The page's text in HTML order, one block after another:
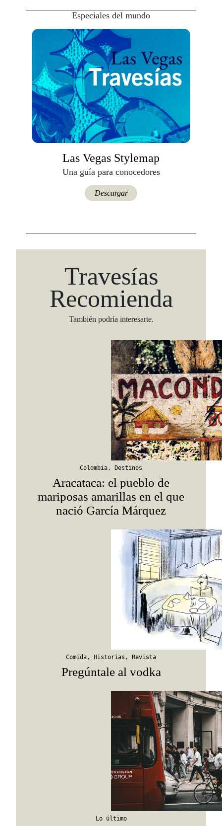
Especiales del mundo
Las Vegas Stylemap
Una guía para conocedores
Descargar
Travesías
Recomienda
También podría interesarte.
Colombia, Destinos
Aracataca: el pueblo de
mariposas amarillas en el que
nació García Márquez
Comida, Historias , Revista
Pregúntale al vodka
Lo último